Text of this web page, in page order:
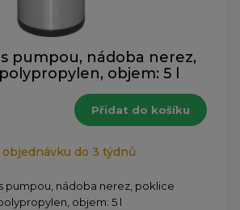
pumpou, nádoba nerez,
objem: 5 l
Přidat do košíku
objednávku do 3 týdnů
pumpou, nádoba nerez, poklice
objem: 5 l